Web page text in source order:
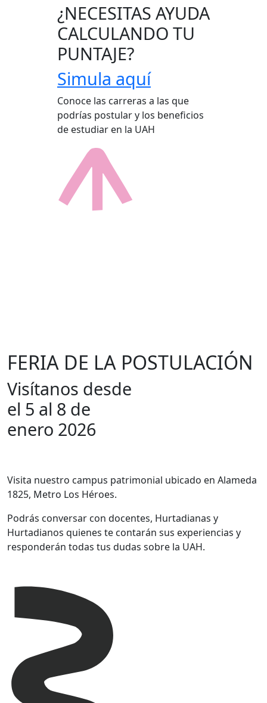
¿NECESITAS AYUDA
CALCULANDO TU
PUNTAJE?
Simula aquí
Conoce las carreras a las que
podrías postular y los beneficios
de estudiar en la UAH
FERIA DE LA POSTULACIÓN
Visítanos desde
el 5 al 8 de
enero 2026
Visita nuestro campus patrimonial ubicado en Alameda
1825, Metro Los Héroes.
Podrás conversar con docentes, Hurtadianas y
Hurtadianos quienes te contarán sus experiencias y
responderán todas tus dudas sobre la UAH.